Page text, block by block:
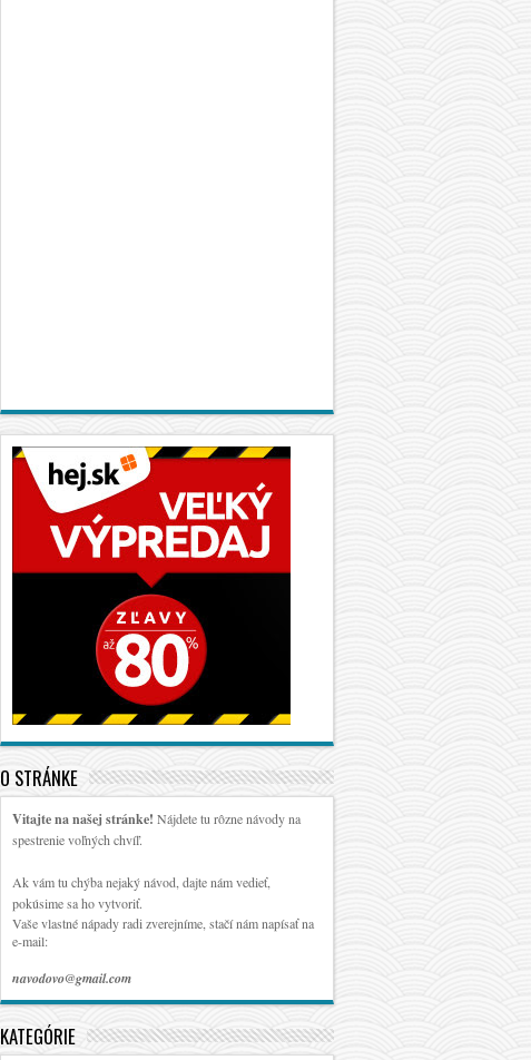
O STRÁNKE
Vitajte na našej stránke! Nájdete tu rôzne návody na
spestrenie voľných chvíľ.
Ak vám tu chýba nejaký návod, dajte nám vedieť,
pokúsime sa ho vytvoriť.
Vaše vlastné nápady radi zverejníme, stačí nám napísať na
e-mail:
navodovo@gmail.com
KATEGÓRIE